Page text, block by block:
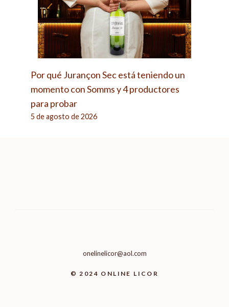
Por qué Jurançon Sec está teniendo un
momento con Somms y 4 productores
para probar
5 de agosto de 2026
© 2024 ONLINE LICOR
onelinelicor@aol.com